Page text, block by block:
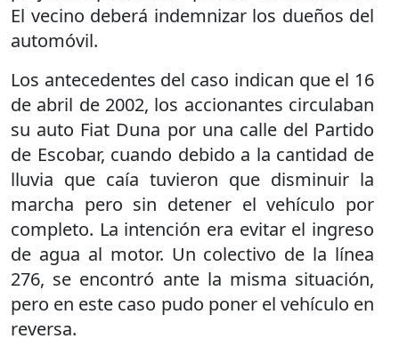
El vecino deberá indemnizar los dueños del
automóvil.
Los antecedentes del caso indican que el 16
de abril de 2002, los accionantes circulaban
su auto Fiat Duna por una calle del Partido
de Escobar, cuando debido a la cantidad de
lluvia que caía tuvieron que disminuir la
marcha pero sin detener el vehículo por
completo. La intención era evitar el ingreso
de agua al motor. Un colectivo de la línea
276, se encontró ante la misma situación,
pero en este caso pudo poner el vehículo en
reversa.